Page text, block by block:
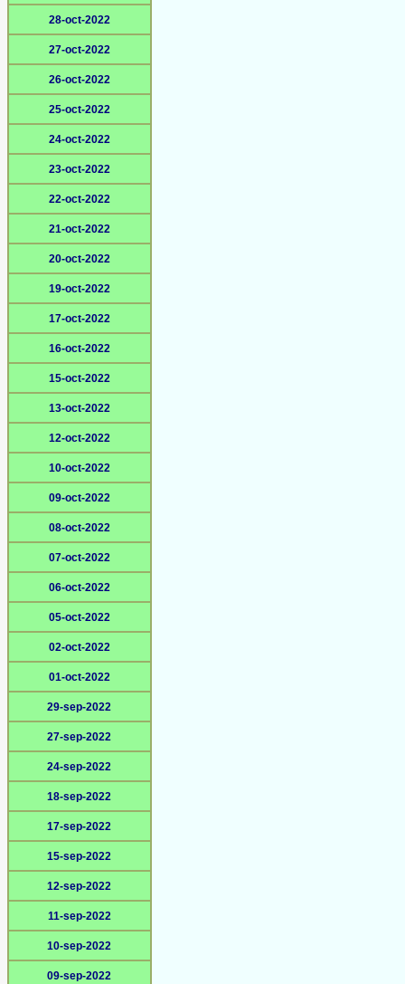
28-oct-2022
27-oct-2022
26-oct-2022
25-oct-2022
24-oct-2022
23-oct-2022
22-oct-2022
21-oct-2022
20-oct-2022
19-oct-2022
17-oct-2022
16-oct-2022
15-oct-2022
13-oct-2022
12-oct-2022
10-oct-2022
09-oct-2022
08-oct-2022
07-oct-2022
06-oct-2022
05-oct-2022
02-oct-2022
01-oct-2022
29-sep-2022
27-sep-2022
24-sep-2022
18-sep-2022
17-sep-2022
15-sep-2022
12-sep-2022
11-sep-2022
10-sep-2022
09-sep-2022